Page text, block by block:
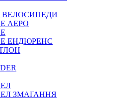
ВЕЛОСИПЕДИ
АЕРО
ЕНДЮРЕНС
ЗМАГАННЯ